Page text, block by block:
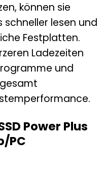
können sie
schneller lesen und
Festplatten.
Ladezeiten
und
Power Plus
PC